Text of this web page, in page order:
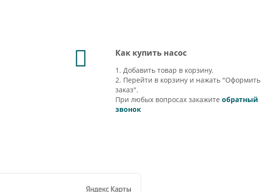
Как купить насос
1. Добавить товар в корзину.
2. Перейти в корзину и нажать "Оформить
заказ".
При любых вопросах закажитеобратный
звонок